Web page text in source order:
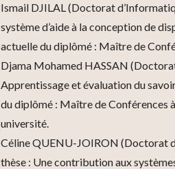
Ismail DJILAL (Doctorat
système d’aide à la conception de
actuelle du diplômé : Maître de
Djama Mohamed HASSAN
Apprentissage et évaluation du
du diplômé : Maître de Conférences
université.
Céline QUENU-JOIRON (Doctorat
thèse : Une contribution aux